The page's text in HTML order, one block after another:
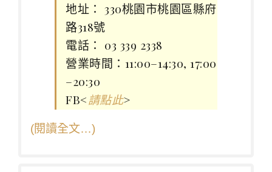
地址： 330桃園市桃園區縣府
路318號
電話： 03 339 2338
營業時間：11:00–14:30, 17:00
–20:30
FB<請點此>
(閱讀全文…)